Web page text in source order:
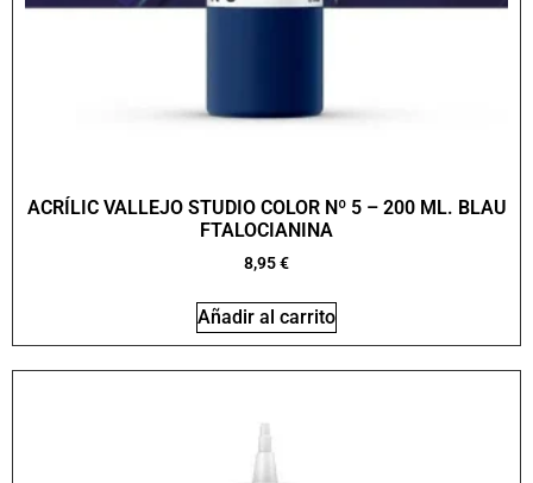
ACRÍLIC VALLEJO STUDIO COLOR Nº 5 – 200 ML. BLAU
FTALOCIANINA
8,95€
Añadir al carrito